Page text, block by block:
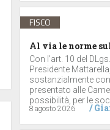
FISCO
Al via le norme
Con l’art. 10 del
Presidente
sostanzialmente
presentato alle
possibilità, per le
8 agosto 2026
/